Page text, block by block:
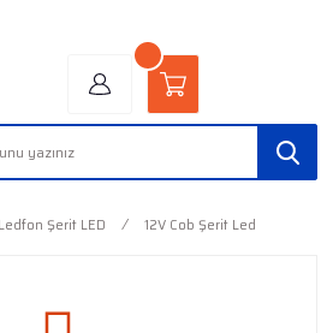
Ledfon Şerit LED 12V Cob Şerit Led